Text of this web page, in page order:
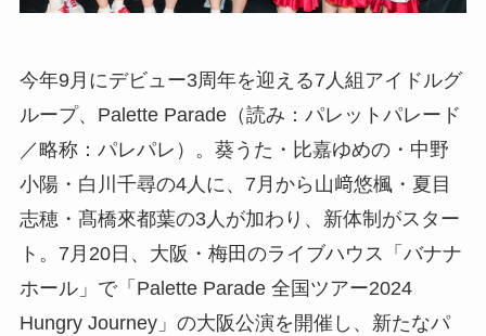
今年9月にデビュー3周年を迎える7人組アイドルグ
ループ、Palette Parade（読み：パレットパレード
／略称：パレパレ）。葵うた・比嘉ゆめの・中野
小陽・白川千尋の4人に、7月から山﨑悠楓・夏目
志穂・髙橋來都葉の3人が加わり、新体制がスター
ト。7月20日、大阪・梅田のライブハウス「バナナ
ホール」で「Palette Parade 全国ツアー2024
Hungry Journey」の大阪公演を開催し、新たなパ